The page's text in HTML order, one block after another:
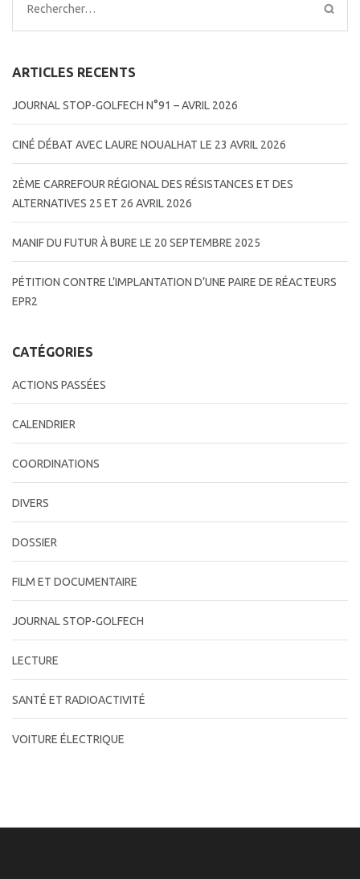
Rechercher :
ARTICLES RECENTS
JOURNAL STOP-GOLFECH N°91 – AVRIL 2026
CINÉ DÉBAT AVEC LAURE NOUALHAT LE 23 AVRIL 2026
2ÈME CARREFOUR RÉGIONAL DES RÉSISTANCES ET DES
ALTERNATIVES 25 ET 26 AVRIL 2026
MANIF DU FUTUR À BURE LE 20 SEPTEMBRE 2025
PÉTITION CONTRE L’IMPLANTATION D’UNE PAIRE DE RÉACTEURS
EPR2
CATÉGORIES
ACTIONS PASSÉES
CALENDRIER
COORDINATIONS
DIVERS
DOSSIER
FILM ET DOCUMENTAIRE
JOURNAL STOP-GOLFECH
LECTURE
SANTÉ ET RADIOACTIVITÉ
VOITURE ÉLECTRIQUE